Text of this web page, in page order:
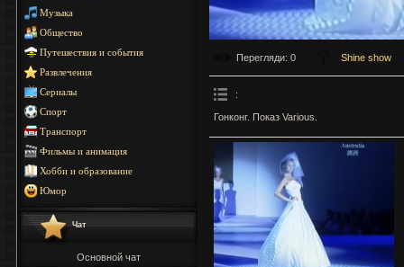
Музыка
Общество
Путешествия и события
Развлечения
Сериалы
Спорт
Транспорт
Фильмы и анимация
Хобби и образование
Юмор
Чат
Основной чат
Перегляди: 0 Shine show
:
Гонконг. Показ Various.